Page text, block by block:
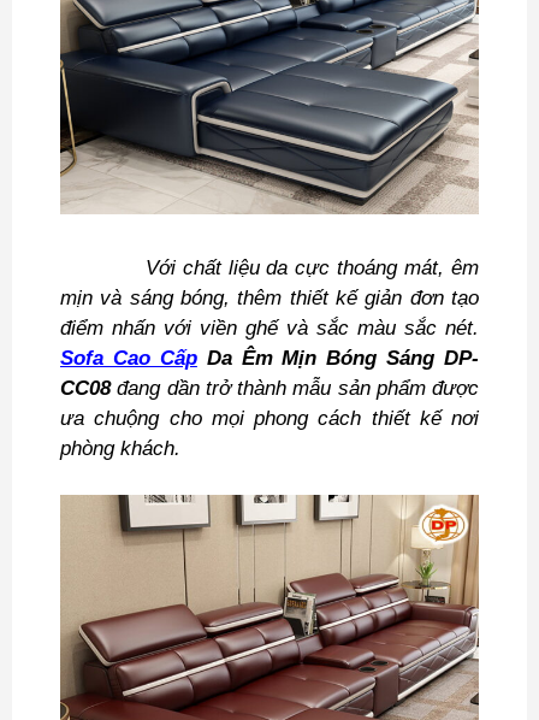
Với chất liệu da cực thoáng mát, êm
mịn và sáng bóng, thêm thiết kế giản đơn tạo
điểm nhấn với viền ghế và sắc màu sắc nét.
Sofa Cao CấpDa Êm Mịn Bóng Sáng DP-
CC08đang dần trở thành mẫu sản phẩm được
ưa chuộng cho mọi phong cách thiết kế nơi
phòng khách.